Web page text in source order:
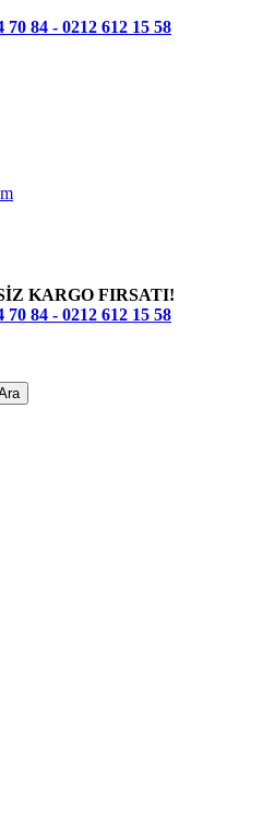
70 84 - 0212 612 15 58
KARGO FIRSATI!
70 84 - 0212 612 15 58